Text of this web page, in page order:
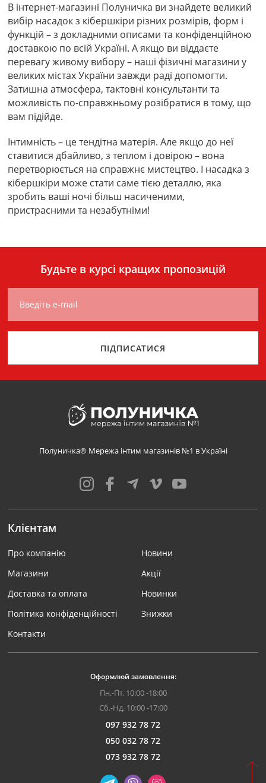
В інтернет-магазині Полуничка ви знайдете великий
вибір насадок з кібершкіри різних розмірів, форм і
функцій – з докладними описами та конфіденційною
доставкою по всій Україні. А якщо ви віддаєте
перевагу живому вибору – наші фізичні магазини у
великих містах України завжди раді допомогти.
Затишна атмосфера, тактовні консультанти та
можливість по-справжньому розібратися в тому, що
вам підійде.
Інтимність – це тендітна матерія. Але якщо до неї
ставитися дбайливо, з теплом і довірою – вона
перетворюється на справжнє мистецтво. І насадка з
кібершкіри може стати саме тією деталлю, яка
зробить ваші ночі більш насиченими,
пристрасними та незабутніми!
Будьте в курсі кращих пропозицій
Введіть e-mail
ПІДПИСАТИСЯ
Полуничка® Мережа інтим магазинів №1 в Україні
Клієнтам
Про компанію
Магазини
Доставка та оплата
Політика конфіденційності
Контакти
Новини
Акції
Новинки
Знижки
Оформлюй замовлення:
Пн.-Пт. 10:00 -18:00
Сб.-Нд. 10:00 -17:00
097 932 78 72
050 032 78 72
073 932 78 72